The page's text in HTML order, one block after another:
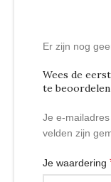
Er zijn nog
Wees de
te beoordelen
Je e-
velden zijn
Je waardering